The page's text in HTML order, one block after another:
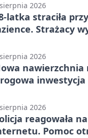
2026
latka straciła
Strażacy
2026
nawierzchnia
inwestycja
2026
reagowała
Pomoc